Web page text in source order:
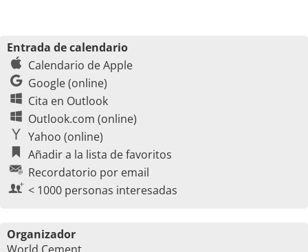
Entrada de calendario
Calendario de Apple
Google (online)
Cita en Outlook
Outlook.com (online)
Yahoo (online)
Añadir a la lista de favoritos
Recordatorio por email
< 1000 personas interesadas
Organizador